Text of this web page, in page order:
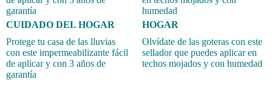
CUIDADO DEL HOGAR
Protege tu casa de las lluvias
con este impermeabilizante fácil
de aplicar y con 3 años de
garantía
HOGAR
Olvídate de las goteras con este
sellador que puedes aplicar en
techos mojados y con humedad